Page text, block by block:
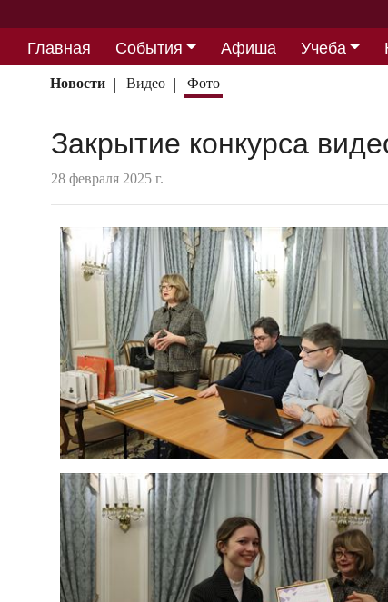
Главная События Афиша Учеба
Партнерство
Новости Видео Фото
Закрытие конкурса
28 февраля 2025 г.